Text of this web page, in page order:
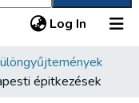
Log In (current)
épitkezések